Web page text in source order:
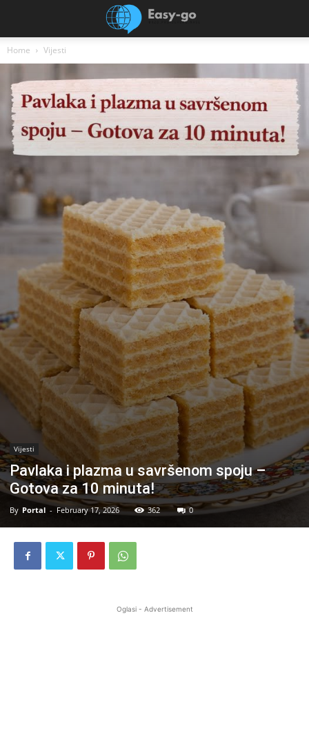
Home Vijesti
Vijesti
Pavlaka i plazma u savršenom spoju –
Gotova za 10 minuta!
By Portal - February 17, 2026 362 0
Oglasi - Advertisement